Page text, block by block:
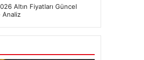
Altın Fiyatları Güncel
Analiz